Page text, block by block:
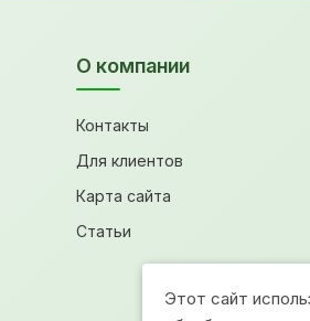
О компании
Контакты
Для клиентов
Карта сайта
Статьи
Этот сайт